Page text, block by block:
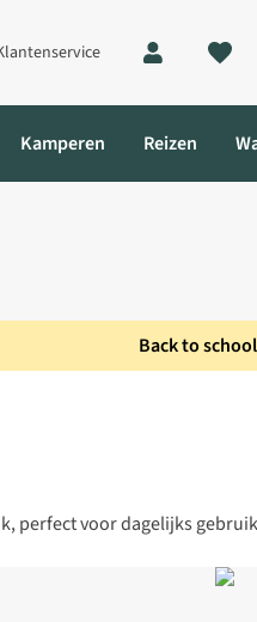
Kamperen Reizen
Back to
perfect voor dagelijks